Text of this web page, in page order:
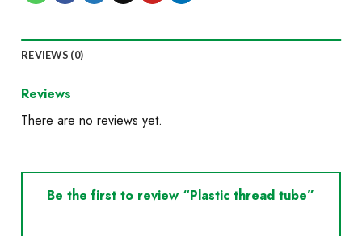
REVIEWS (0)
Reviews
There are no reviews yet.
Be the first to review “Plastic thread tube”